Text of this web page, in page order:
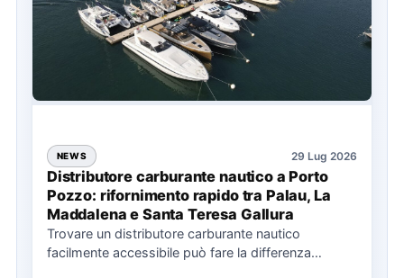
NEWS 29 Lug 2026
Distributore carburante nautico a Porto
Pozzo: rifornimento rapido tra Palau, La
Maddalena e Santa Teresa Gallura
Trovare un distributore carburante nautico
facilmente accessibile può fare la differenza